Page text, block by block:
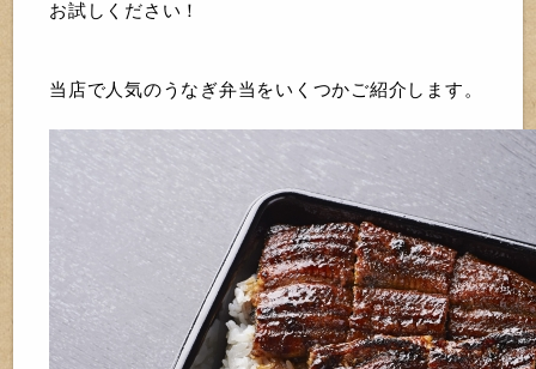
お試しください！
当店で人気のうなぎ弁当をいくつかご紹介します。